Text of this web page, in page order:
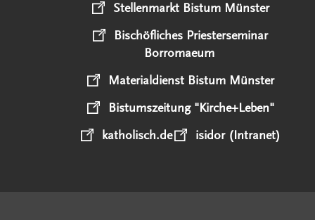
Stellenmarkt Bistum Münster
Bischöfliches Priesterseminar
Borromaeum
Materialdienst Bistum Münster
Bistumszeitung "Kirche+Leben"
katholisch.de
isidor (Intranet)